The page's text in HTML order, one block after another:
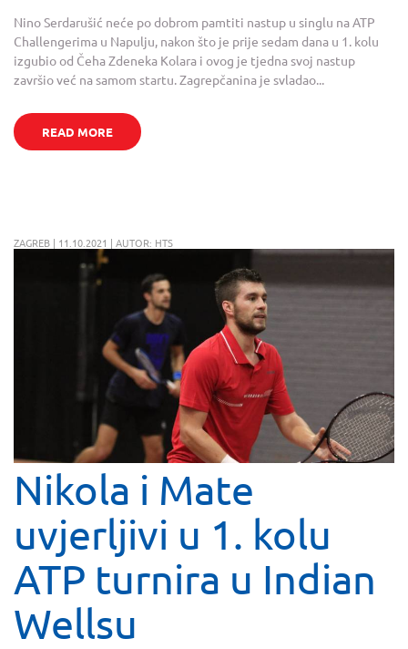
Nino Serdarušić neće po dobrom pamtiti nastup u singlu na ATP
Challengerima u Napulju, nakon što je prije sedam dana u 1. kolu
izgubio od Čeha Zdeneka Kolara i ovog je tjedna svoj nastup
završio već na samom startu. Zagrepčanina je svladao...
READ MORE
ZAGREB | 11.10.2021 | AUTOR: HTS
Nikola i Mate
uvjerljivi u 1. kolu
ATP turnira u Indian
Wellsu